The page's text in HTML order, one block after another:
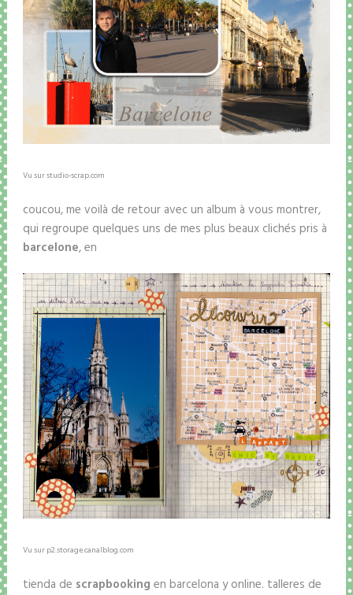
Vu sur studio-scrap.com
coucou, me voilà de retour avec un album à vous montrer,
qui regroupe quelques uns de mes plus beaux clichés pris à
barcelone, en
Vu sur p2.storage.canalblog.com
tienda de scrapbooking en barcelona y online. talleres de